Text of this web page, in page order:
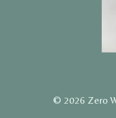
© 2026 Zero